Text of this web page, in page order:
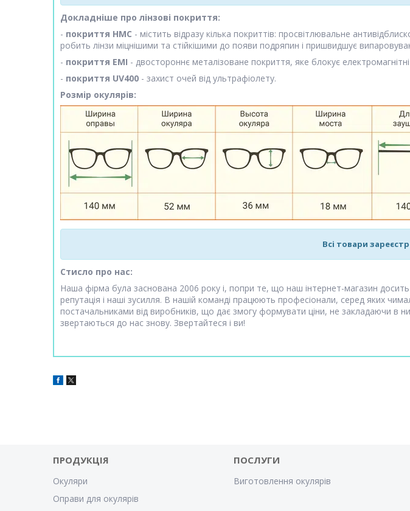
Докладніше про лінзові покриття:
- покриття HMC - містить відразу кілька покриттів: просвітлювальне
робить лінзи міцнішими та стійкішими до появи подряпин і пришвидшує
- покриття EMI - двостороннє металізоване покриття, яке блокує електромагнітні
- покриття UV400 - захист очей від ультрафіолету.
Розмір окулярів:
Всі товари
Стисло про нас:
Наша фірма була заснована 2006 року і, попри те, що наш інтернет-магазин
репутація і наші зусилля. В нашій команді працюють професіонали, серед яких
постачальниками від виробників, що дає змогу формувати ціни, не закладаючи в
звертаються до нас знову. Звертайтеся і ви!
ПРОДУКЦІЯ
Окуляри
Оправи для окулярів
ПОСЛУГИ
Виготовлення окулярів